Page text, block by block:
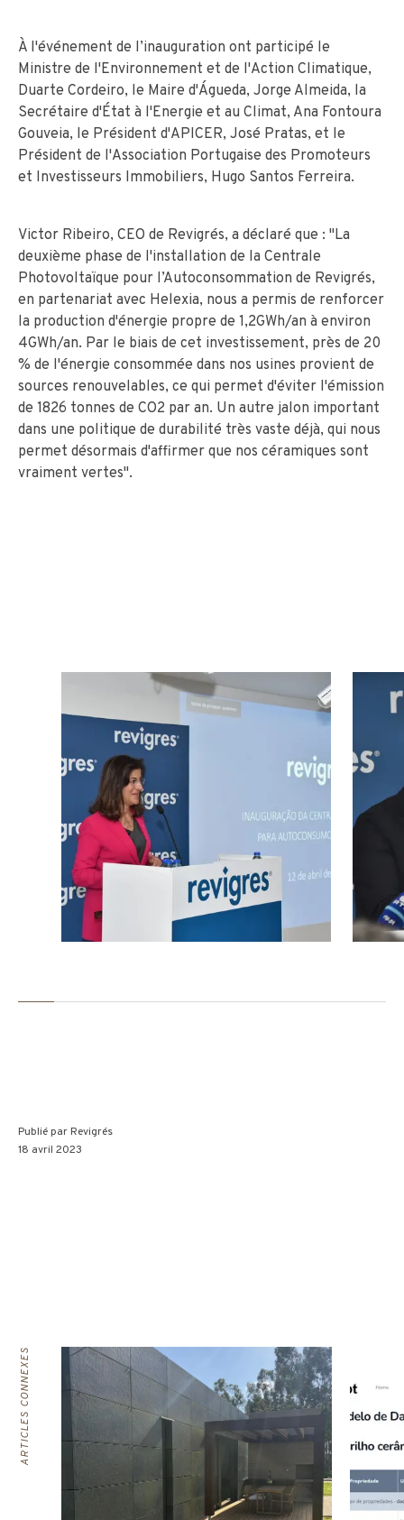
À l'événement de l’inauguration ont participé le
Ministre de l'Environnement et de l'Action Climatique,
Duarte Cordeiro, le Maire d'Águeda, Jorge Almeida, la
Secrétaire d'État à l'Energie et au Climat, Ana Fontoura
Gouveia, le Président d'APICER, José Pratas, et le
Président de l'Association Portugaise des Promoteurs
et Investisseurs Immobiliers, Hugo Santos Ferreira.
Victor Ribeiro, CEO de Revigrés, a déclaré que : "La
deuxième phase de l'installation de la Centrale
Photovoltaïque pour l’Autoconsommation de Revigrés,
en partenariat avec Helexia, nous a permis de renforcer
la production d'énergie propre de 1,2GWh/an à environ
4GWh/an. Par le biais de cet investissement, près de 20
% de l'énergie consommée dans nos usines provient de
sources renouvelables, ce qui permet d'éviter l'émission
de 1826 tonnes de CO2 par an. Un autre jalon important
dans une politique de durabilité très vaste déjà, qui nous
permet désormais d'affirmer que nos céramiques sont
vraiment vertes".
Publié parRevigrés
18 avril 2023
ARTICLES CONNEXES